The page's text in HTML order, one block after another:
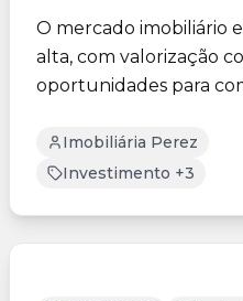
O mercado imobiliário
alta, com valorização
oportunidades para
Imobiliária Perez
Investimento +3